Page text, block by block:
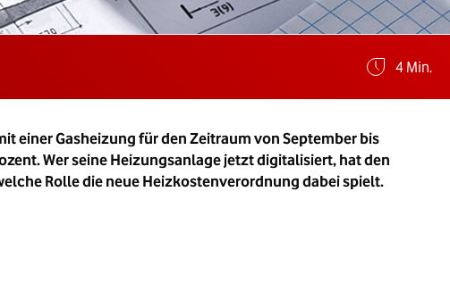
4 Min.
einer Gasheizung für den Zeitraum von September bis
Wer seine Heizungsanlage jetzt digitalisiert, hat den
Rolle die neue Heizkostenverordnung dabei spielt.